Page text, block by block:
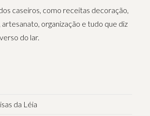
caseiros, como receitas decoração,
artesanato, organização e tudo que diz
do lar.
da Léia